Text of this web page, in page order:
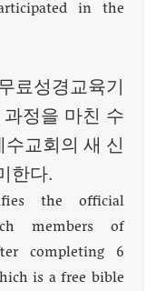
in the
료성경교육기
정을 마친 수
교회의 새 신
한다.
the official
members of
completing 6
is a free bible